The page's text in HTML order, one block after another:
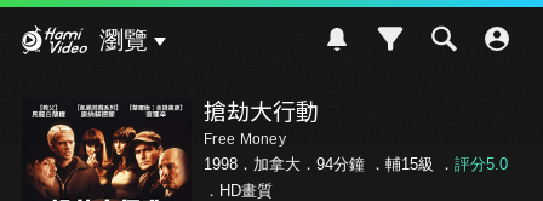
瀏覽
搶劫大行動
Free Money
1998．加拿大．94分鐘 ． 輔15級 ． 評分5.0
．HD畫質